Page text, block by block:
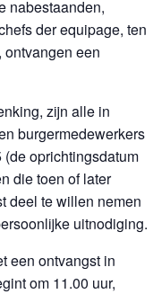
nabestaanden,
der equipage, ten
ontvangen een
zijn alle in
burgermedewerkers
oprichtingsdatum
die toen of later
deel te willen nemen
uitnodiging.
een ontvangst in
om 11.00 uur,